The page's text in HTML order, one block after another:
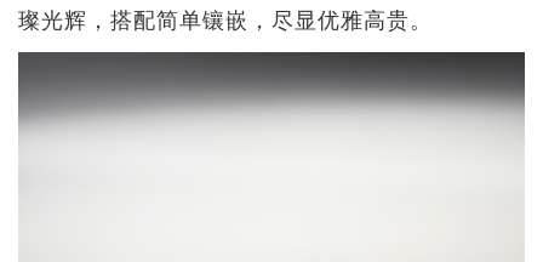
璨光辉，搭配简单镶嵌，尽显优雅高贵。